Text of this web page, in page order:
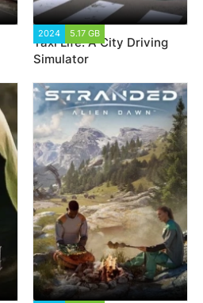
2024 5.17 GB
Taxi Life: A City Driving
Simulator